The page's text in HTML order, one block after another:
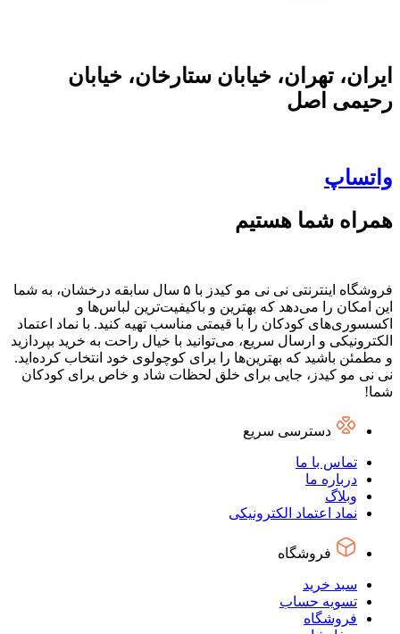
ایران، تهران، خیابان ستارخان، خیابان
رحیمی اصل
واتساپ
همراه شما هستیم
فروشگاه اینترنتی نی نی مو کیدز با ۵ سال سابقه درخشان، به شما
این امکان را می‌دهد که بهترین و باکیفیت‌ترین لباس‌ها و
اکسسوری‌های کودکان را با قیمتی مناسب تهیه کنید. با نماد اعتماد
الکترونیکی و ارسال سریع، می‌توانید با خیال راحت به خرید بپردازید
و مطمئن باشید که بهترین‌ها را برای کوچولوی خود انتخاب کرده‌اید.
نی نی مو کیدز، جایی برای خلق لحظات شاد و خاص برای کودکان
شما!
دسترسی سریع
تماس با ما
درباره ما
وبلاگ
نماد اعتماد الکترونیکی
فروشگاه
سبد خرید
تسویه حساب
فروشگاه